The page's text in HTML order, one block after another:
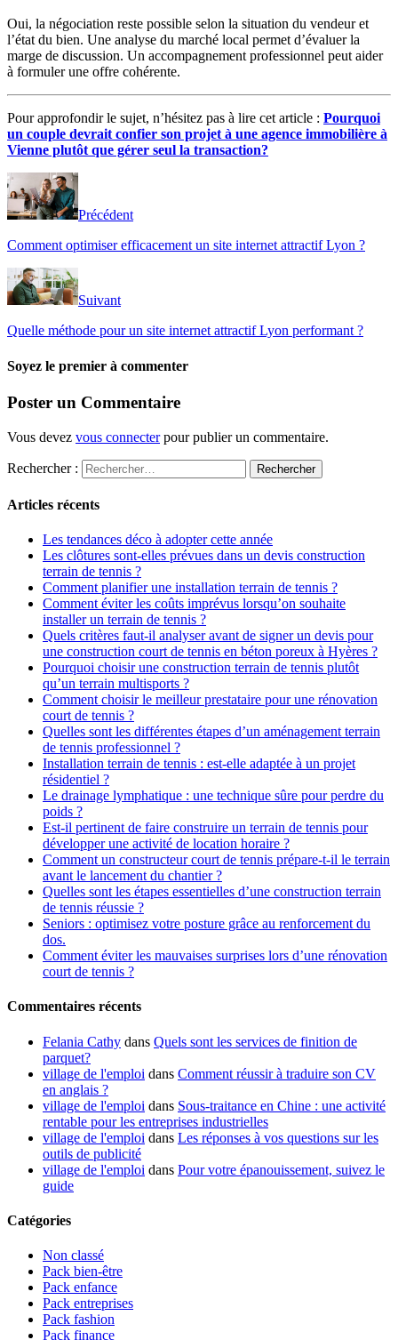
Oui, la négociation reste possible selon la situation du vendeur et
l’état du bien. Une analyse du marché local permet d’évaluer la
marge de discussion. Un accompagnement professionnel peut aider
à formuler une offre cohérente.
Pour approfondir le sujet, n’hésitez pas à lire cet article : Pourquoi
un couple devrait confier son projet à une agence immobilière à
Vienne plutôt que gérer seul la transaction?
Précédent
Comment optimiser efficacement un site internet attractif Lyon ?
Suivant
Quelle méthode pour un site internet attractif Lyon performant ?
Soyez le premier à commenter
Poster un Commentaire
Vous devez vous connecterpour publier un commentaire.
Rechercher :
Articles récents
Les tendances déco à adopter cette année
Les clôtures sont-elles prévues dans un devis construction
terrain de tennis ?
Comment planifier une installation terrain de tennis ?
Comment éviter les coûts imprévus lorsqu’on souhaite
installer un terrain de tennis ?
Quels critères faut-il analyser avant de signer un devis pour
une construction court de tennis en béton poreux à Hyères ?
Pourquoi choisir une construction terrain de tennis plutôt
qu’un terrain multisports ?
Comment choisir le meilleur prestataire pour une rénovation
court de tennis ?
Quelles sont les différentes étapes d’un aménagement terrain
de tennis professionnel ?
Installation terrain de tennis : est-elle adaptée à un projet
résidentiel ?
Le drainage lymphatique : une technique sûre pour perdre du
poids ?
Est-il pertinent de faire construire un terrain de tennis pour
développer une activité de location horaire ?
Comment un constructeur court de tennis prépare-t-il le terrain
avant le lancement du chantier ?
Quelles sont les étapes essentielles d’une construction terrain
de tennis réussie ?
Seniors : optimisez votre posture grâce au renforcement du
dos.
Comment éviter les mauvaises surprises lors d’une rénovation
court de tennis ?
Commentaires récents
Felania Cathy dans Quels sont les services de finition de
parquet?
village de l'emploi dans Comment réussir à traduire son CV
en anglais ?
village de l'emploi dans Sous-traitance en Chine : une activité
rentable pour les entreprises industrielles
village de l'emploi dans Les réponses à vos questions sur les
outils de publicité
village de l'emploi dans Pour votre épanouissement, suivez le
guide
Catégories
Non classé
Pack bien-être
Pack enfance
Pack entreprises
Pack fashion
Pack finance